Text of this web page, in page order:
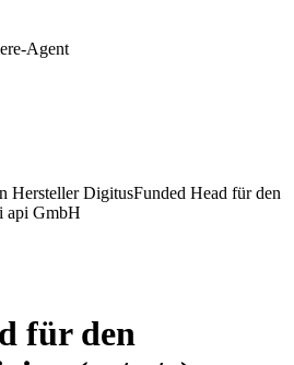
Agent
Hersteller DigitusFunded Head für den
api GmbH
für den